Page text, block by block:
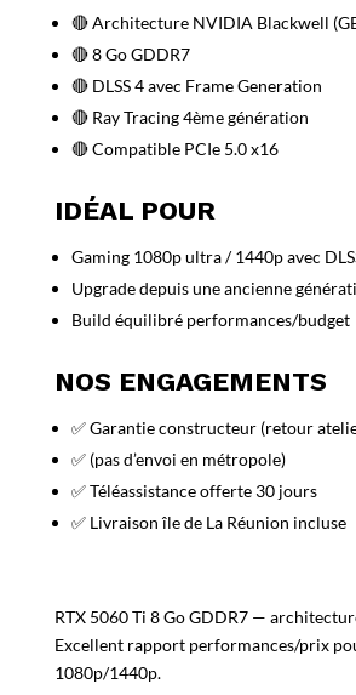
🔴 Architecture NVIDIA Blackwell
🔴 8 Go GDDR7
🔴 DLSS 4 avec Frame Generation
🔴 Ray Tracing 4ème génération
🔴 Compatible PCIe 5.0 x16
IDÉAL POUR
Gaming 1080p ultra / 1440p avec
Upgrade depuis une ancienne
Build équilibré performances/budget
NOS ENGAGEMENTS
✅ Garantie constructeur (retour
✅ (pas d’envoi en métropole)
✅ Téléassistance offerte 30 jours
✅ Livraison île de La Réunion incluse
RTX 5060 Ti 8 Go GDDR7 —
Excellent rapport performances/prix
1080p/1440p.